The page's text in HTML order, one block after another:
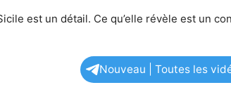
est un détail. Ce qu’elle révèle est un
Nouveau | Toutes les